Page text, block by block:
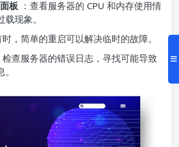
板 ：查看服务器的 CPU 和内存使用情
现象。
时，简单的重启可以解决临时的故障。
检查服务器的错误日志，寻找可能导致